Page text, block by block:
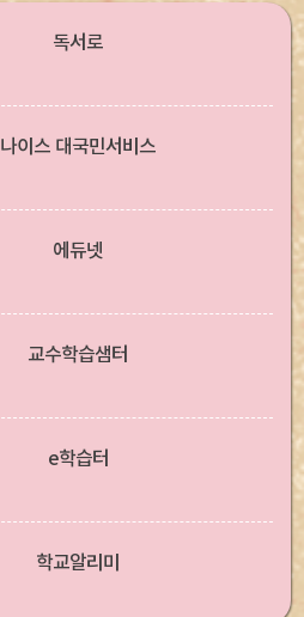
독서로
나이스 대국민서비스
에듀넷
교수학습샘터
e학습터
학교알리미